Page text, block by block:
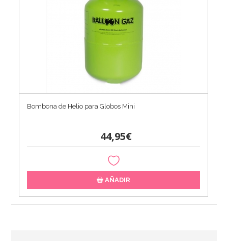
Bombona de Helio para Globos Mini
44,95€
AÑADIR